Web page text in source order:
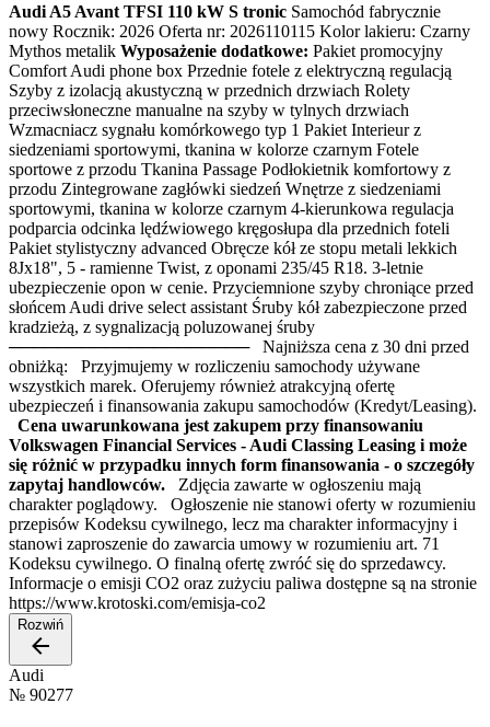
Audi A5 Avant TFSI 110 kW S tronic Samochód fabrycznie
nowy Rocznik: 2026 Oferta nr: 2026110115 Kolor lakieru: Czarny
Mythos metalik Wyposażenie dodatkowe: Pakiet promocyjny
Comfort Audi phone box Przednie fotele z elektryczną regulacją
Szyby z izolacją akustyczną w przednich drzwiach Rolety
przeciwsłoneczne manualne na szyby w tylnych drzwiach
Wzmacniacz sygnału komórkowego typ 1 Pakiet Interieur z
siedzeniami sportowymi, tkanina w kolorze czarnym Fotele
sportowe z przodu Tkanina Passage Podłokietnik komfortowy z
przodu Zintegrowane zagłówki siedzeń Wnętrze z siedzeniami
sportowymi, tkanina w kolorze czarnym 4-kierunkowa regulacja
podparcia odcinka lędźwiowego kręgosłupa dla przednich foteli
Pakiet stylistyczny advanced Obręcze kół ze stopu metali lekkich
8Jx18", 5 - ramienne Twist, z oponami 235/45 R18. 3-letnie
ubezpieczenie opon w cenie. Przyciemnione szyby chroniące przed
słońcem Audi drive select assistant Śruby kół zabezpieczone przed
kradzieżą, z sygnalizacją poluzowanej śruby
──────────────────── Najniższa cena z 30 dni przed
obniżką: Przyjmujemy w rozliczeniu samochody używane
wszystkich marek. Oferujemy również atrakcyjną ofertę
ubezpieczeń i finansowania zakupu samochodów (Kredyt/Leasing).
Cena uwarunkowana jest zakupem przy finansowaniu
Volkswagen Financial Services - Audi Classing Leasing i może
się różnić w przypadku innych form finansowania - o szczegóły
zapytaj handlowców. Zdjęcia zawarte w ogłoszeniu mają
charakter poglądowy. Ogłoszenie nie stanowi oferty w rozumieniu
przepisów Kodeksu cywilnego, lecz ma charakter informacyjny i
stanowi zaproszenie do zawarcia umowy w rozumieniu art. 71
Kodeksu cywilnego. O finalną ofertę zwróć się do sprzedawcy.
Informacje o emisji CO2 oraz zużyciu paliwa dostępne są na stronie
https://www.krotoski.com/emisja-co2
Rozwiń
Audi
№ 90277